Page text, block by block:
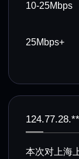
10-25Mbps
25Mbps+
本次对上海